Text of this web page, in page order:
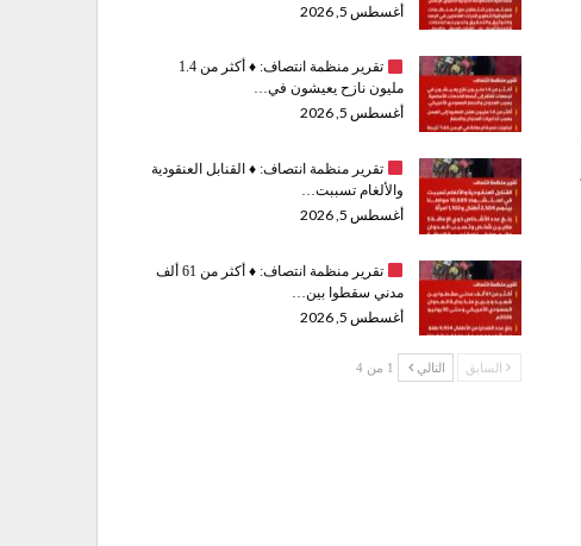
أغسطس 5, 2026
تقرير منظمة انتصاف: ♦️
أكثر من 1.4
مليون نازح يعيشون في…
أغسطس 5, 2026
تقرير منظمة انتصاف: ♦️القنابل العنقودية
والألغام تسببت…
أغسطس 5, 2026
تقرير منظمة انتصاف: ♦️
أكثر من 61 ألف
مدني سقطوا بين…
أغسطس 5, 2026
السابق التالي 1 من 4